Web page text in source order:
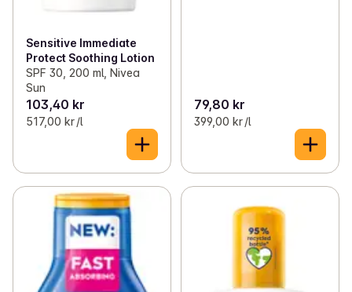
Sensitive Immediate
Protect Soothing Lotion
SPF 30, 200 ml, Nivea
Sun
103,40 kr
517,00 kr /l
79,80 kr
399,00 kr /l